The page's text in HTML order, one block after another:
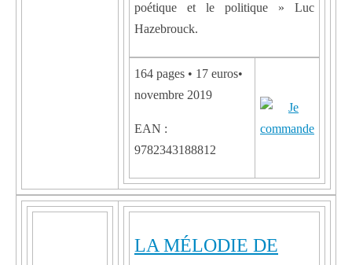
poétique et le politique » Luc
Hazebrouck.
164 pages • 17 euros•
novembre 2019
EAN :
9782343188812
LA MÉLODIE DE